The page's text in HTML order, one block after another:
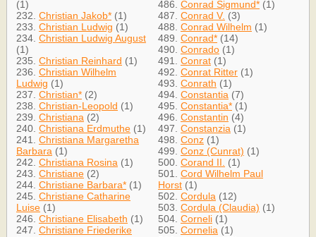
(1)
232. Christian Jakob* (1)
233. Christian Ludwig (1)
234. Christian Ludwig August
(1)
235. Christian Reinhard (1)
236. Christian Wilhelm
Ludwig (1)
237. Christian* (2)
238. Christian-Leopold (1)
239. Christiana (2)
240. Christiana Erdmuthe (1)
241. Christiana Margaretha
Barbara (1)
242. Christiana Rosina (1)
243. Christiane (2)
244. Christiane Barbara* (1)
245. Christiane Catharine
Luise (1)
246. Christiane Elisabeth (1)
247. Christiane Friederike
486. Conrad Sigmund* (1)
487. Conrad V. (3)
488. Conrad Wilhelm (1)
489. Conrad* (14)
490. Conrado (1)
491. Conrat (1)
492. Conrat Ritter (1)
493. Conrath (1)
494. Constantia (7)
495. Constantia* (1)
496. Constantin (4)
497. Constanzia (1)
498. Conz (1)
499. Conz (Cunrat) (1)
500. Corand II.
(1)
501. Cord Wilhelm Paul
Horst (1)
502. Cordula (12)
503. Cordula (Claudia) (1)
504. Corneli (1)
505. Cornelia (1)